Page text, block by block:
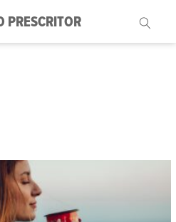
PRESCRITOR